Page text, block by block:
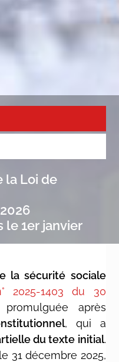
la Loi de
1er janvier
la sécurité sociale
2025-1403 du 30
après
, qui a
du texte initial.
31 décembre 2025,